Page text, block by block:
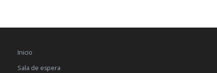
Inicio
Sala de espera